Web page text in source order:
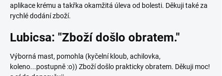
aplikace krému a takřka okamžitá úleva od bolesti. Děkuji také za
rychlé dodání zboží.
Lubicsa: "Zboží došlo obratem."
Výborná mast, pomohla (kyčelní kloub, achilovka,
koleno...postupně :o)) Zboží došlo prakticky obratem. Děkuji moc!